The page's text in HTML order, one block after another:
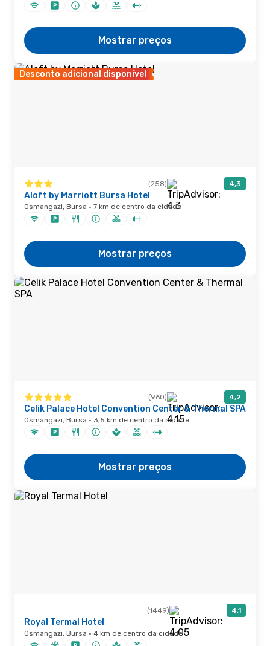
Mostrar preços
Desconto adicional disponível
(258) 4,3
Aloft by Marriott Bursa Hotel
Osmangazi, Bursa · 7 km de centro da cidade
Mostrar preços
(960) 4,2
Celik Palace Hotel Convention Center & Thermal SPA
Osmangazi, Bursa · 3,5 km de centro da cidade
Mostrar preços
(1449) 4,1
Royal Termal Hotel
Osmangazi, Bursa · 4 km de centro da cidade